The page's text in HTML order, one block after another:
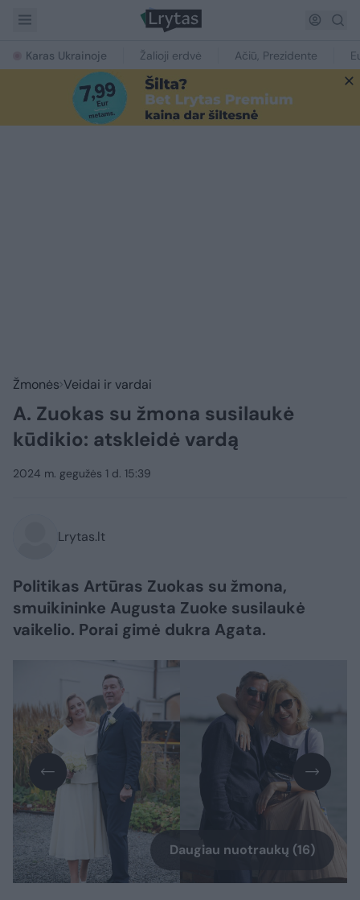
Karas Ukrainoje Žalioji erdvė Ačiū, Prezidente
Žmonės Veidai ir vardai
A. Zuokas su žmona susilaukė
kūdikio: atskleidė vardą
2024 m. gegužės 1 d. 15:39
Lrytas.lt
Politikas Artūras Zuokas su žmona,
smuikininke Augusta Zuoke susilaukė
vaikelio. Porai gimė dukra Agata.
Daugiau nuotraukų (16)